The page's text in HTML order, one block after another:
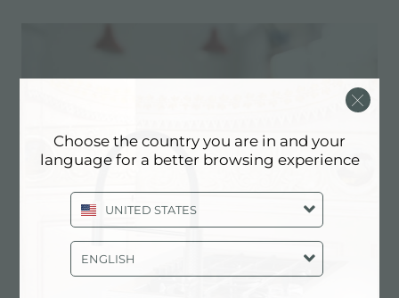
Choose the country you are in and your
language for a better browsing experience
UNITED STATES
ENGLISH